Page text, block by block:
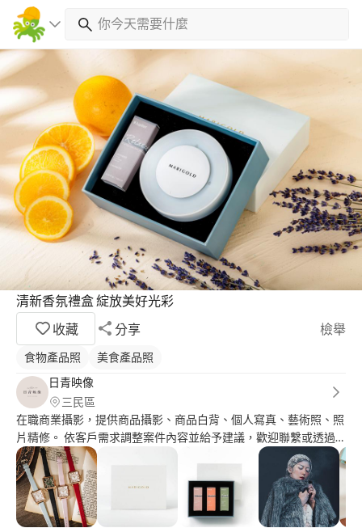
清新香氛禮盒 綻放美好光彩
收藏
分享 檢舉
食物產品照
美食產品照
日青映像
三民區
在職商業攝影，提供商品攝影、商品白背、個人寫真、藝術照、照
片精修。 依客戶需求調整案件內容並給予建議，歡迎聯繫或透過
Line溝通。